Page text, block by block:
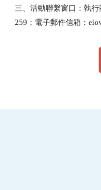
三、活動聯繫窗口：執
259；電子郵件信箱：